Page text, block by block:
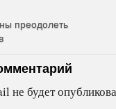
преодолеть
не будет